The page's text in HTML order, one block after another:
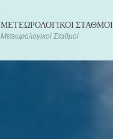
ΜΕΤΕΩΡΟΛΟΓΙΚΟΙ ΣΤΑΘΜΟΙ
Μετεωρολογικοί Σταθμοί